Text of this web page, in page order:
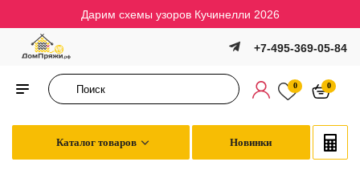
Дарим схемы узоров Кучинелли 2026
+7-495-369-05-84
0 0
Каталог товаров Новинки